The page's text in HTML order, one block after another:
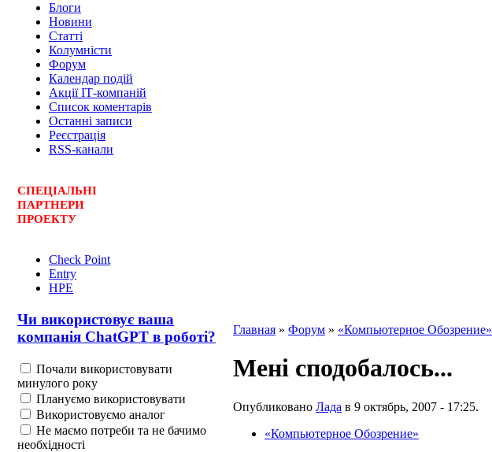
Блоги
Новини
Статті
Колумністи
Форум
Календар подій
Акції ІТ-компаній
Список коментарів
Останні записи
Реєстрація
RSS-канали
СПЕЦІАЛЬНІ
ПАРТНЕРИ
ПРОЕКТУ
Check Point
Entry
HPE
Чи використовує ваша
компанія ChatGPT в роботі?
Почали використовувати
минулого року
Плануємо використовувати
Використовуємо аналог
Не маємо потреби та не бачимо
необхідності
Главная » Форум » «Компьютерное Обозрение»
Мені сподобалось...
Опубликовано Лада в 9 октябрь, 2007 - 17:25.
«Компьютерное Обозрение»